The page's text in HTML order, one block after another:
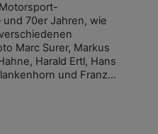
70er Jahren, wie
Marc Surer, Markus
Harald Ertl, Hans
und Franz...